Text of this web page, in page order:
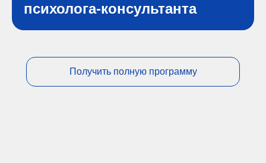
психолога-консультанта
Получить полную программу